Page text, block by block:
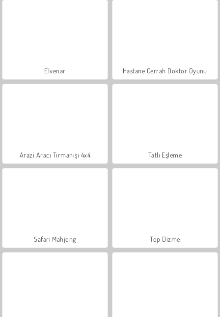
Elvenar Hastane Cerrah Doktor Oyunu
Arazi Aracı Tırmanışı 4x4 Tatlı Eşleme
Safari Mahjong Top Dizme